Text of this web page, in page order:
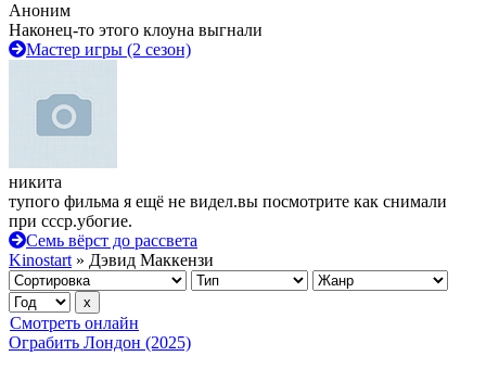
Аноним
Наконец-то этого клоуна выгнали
Мастер игры (2 сезон)
никита
тупого фильма я ещё не видел.вы посмотрите как снимали
при ссср.убогие.
Семь вёрст до рассвета
Kinostart » Дэвид Маккензи
Смотреть онлайн
Ограбить Лондон (2025)